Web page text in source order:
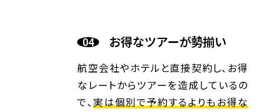
お得なツアーが勢揃い
航空会社やホテルと直接契約し、お得
なレートからツアーを造成しているの
で、実は個別で予約するよりもお得な